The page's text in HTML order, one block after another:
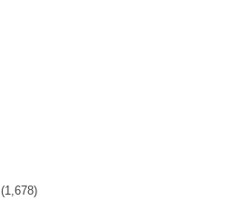
(1,678)